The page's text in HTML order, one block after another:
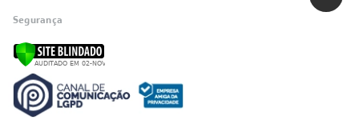
Segurança